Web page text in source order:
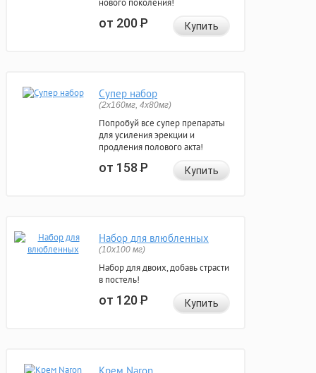
нового поколения!
от 200Р Купить
Супер набор
(2х160мг, 4х80мг)
Попробуй все супер препараты
для усиления эрекции и
продления полового акта!
от 158Р Купить
Набор для влюбленных
(10х100 мг)
Набор для двоих, добавь страсти
в постель!
от 120Р Купить